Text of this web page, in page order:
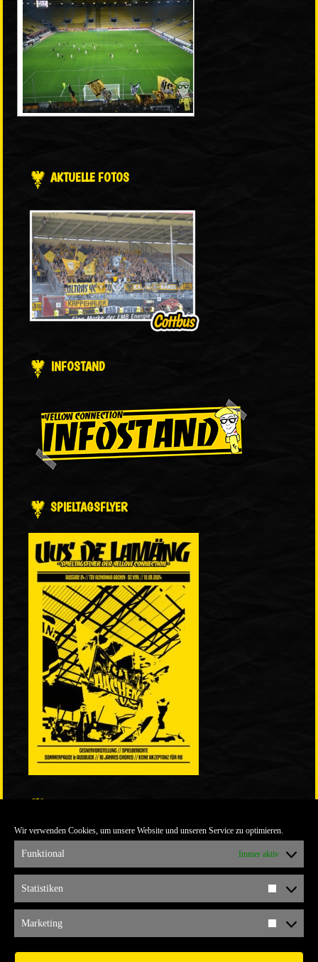
Wir verwenden Cookies, um unsere Website und unseren Service zu optimieren.
Funktional Immer aktiv
Statistiken
Marketing
AKTUELLE FOTOS
INFOSTAND
SPIELTAGSFLYER
ULTRABLOG DER YELLOW CONNECTION
ALEMANNIA VERKAUFT MAN NICHT
ARCHIV
ARCHIV